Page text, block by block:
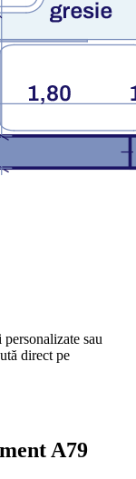
sau
direct pe
A79